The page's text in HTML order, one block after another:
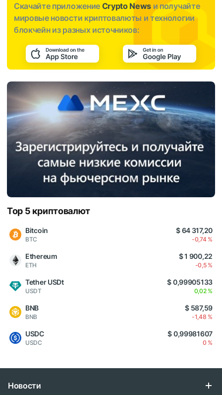
Скачайте приложение Crypto News и получайте
мировые новости криптовалюты и технологии
блокчейн из разных источников:
Top 5 криптовалют
Bitcoin
BTC
$ 64 317,20
-0,74 %
Ethereum
ETH
$ 1 900,22
-0,5 %
Tether USDt
USDT
$ 0,99905133
0,02 %
BNB
BNB
$ 587,59
-1,48 %
USDC
USDC
$ 0,99981607
0 %
Новости